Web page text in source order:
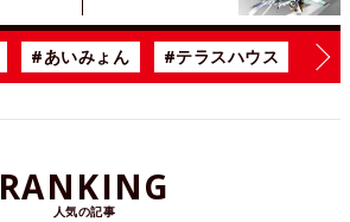
#あいみょん #テラスハウス #
RANKING
人気の記事